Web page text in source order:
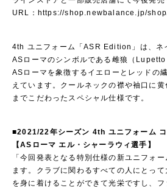
URL： https://shop.newbalance.jp/
4th ユニフォーム「ASR Edition」は、ネ
ASローマのシンボルである雌狼（
ASローマを象徴するイエローとレッドの
えています。クールネックの襟や袖口に
までこだわったスペシャル仕様です。
■2021/22年シーズン 4th ユニフォーム コ
【ASローマ エル・シャーラウィ選手】
「今回発表となる特別仕様の新ユニフォ
ます。クラブに関わるすべての人にとっ
を身に着けることができて光栄ですし、